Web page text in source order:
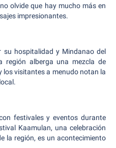
olvide que hay mucho más en
impresionantes.
su hospitalidad y Mindanao del
región alberga una mezcla de
los visitantes a menudo notan la
festivales y eventos durante
Kaamulan, una celebración
la región, es un acontecimiento